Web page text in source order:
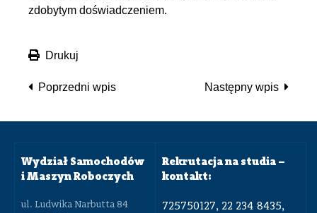
zdobytym doświadczeniem.
Drukuj
Poprzedni wpis Następny wpis
Wydział Samochodów
i Maszyn Roboczych
ul. Ludwika Narbutta 84
Rekrutacja na studia –
kontakt:
725750127, 22 234 8435,